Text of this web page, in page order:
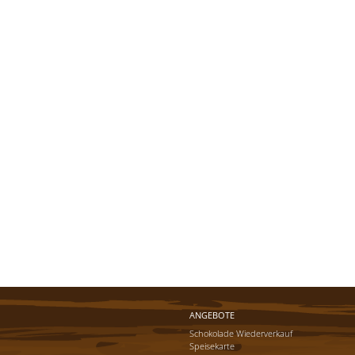
ANGEBOTE
Schokolade Wiederverkauf
Speisekarte